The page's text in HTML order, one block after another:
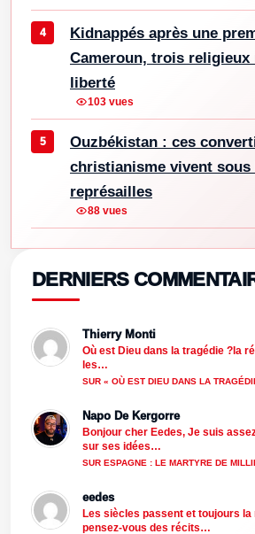
Kidnappés après une
Cameroun, trois religieux
liberté
103 vues
Ouzbékistan : ces
christianisme vivent sous
représailles
88 vues
DERNIERS
Thierry Monti
Où est Dieu dans la tragédie ?la
les…
SUR « OÙ EST DIEU DANS LA
Napo De Kergorre
Bonjour cher Eedes, Je suis
sur ses idées…
SUR ESPAGNE : LE MARTYRE DE
eedes
Les siècles passent et toujours la
pensez-vous des récits…